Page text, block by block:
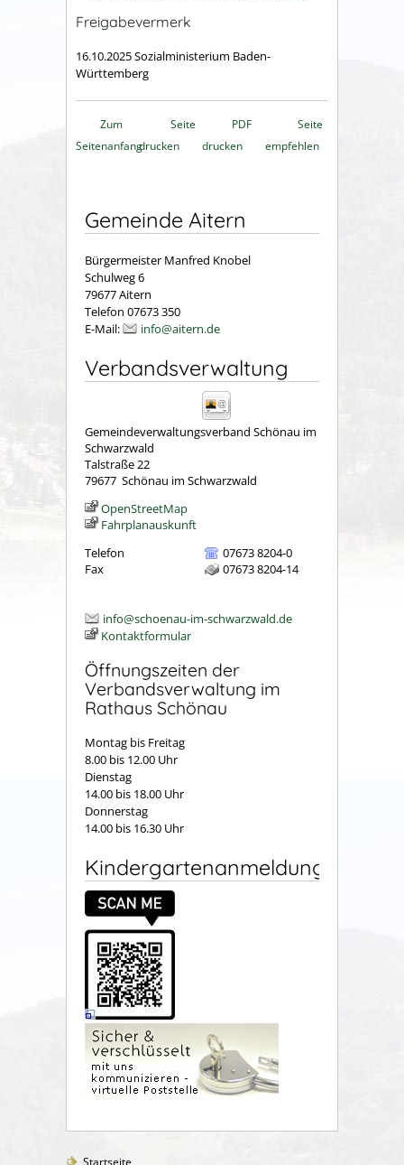
Freigabevermerk
16.10.2025Sozialministerium Baden-
Württemberg
Zum
Seitenanfang
Seite
drucken
PDF
drucken
Seite
empfehlen
Gemeinde Aitern
Bürgermeister Manfred Knobel
Schulweg 6
79677 Aitern
Telefon 07673 350
E-Mail:
info@aitern.de
Verbandsverwaltung
Gemeindeverwaltungsverband Schönau im
Schwarzwald
Talstraße 22
79677 Schönau im Schwarzwald
OpenStreetMap
Fahrplanauskunft
Telefon
07673 8204-0
Fax
07673 8204-14
info@schoenau-im-schwarzwald.de
Kontaktformular
Öffnungszeiten der
Verbandsverwaltung im
Rathaus Schönau
Montag bis Freitag
8.00 bis 12.00 Uhr
Dienstag
14.00 bis 18.00 Uhr
Donnerstag
14.00 bis 16.30 Uhr
Kindergartenanmeldung